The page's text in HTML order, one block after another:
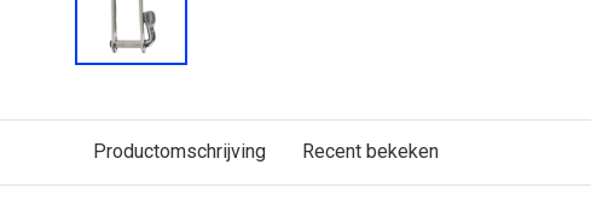
Productomschrijving Recent bekeken